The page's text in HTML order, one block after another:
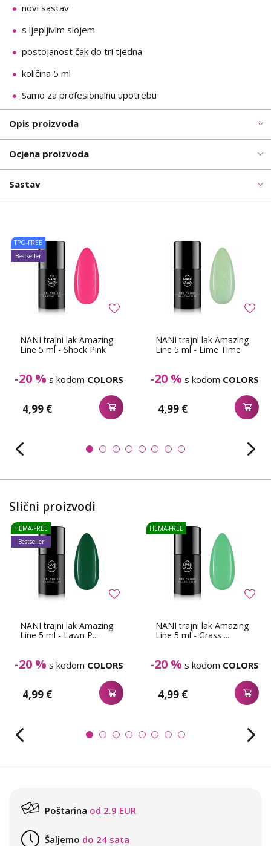
novi sastav
s ljepljivim slojem
postojanost čak do tri tjedna
količina 5 ml
Samo za profesionalnu upotrebu
Opis proizvoda
Ocjena proizvoda
Sastav
NANI trajni lak Amazing
Line 5 ml - Shock Pink
-20 % s kodom COLORS
4,99 €
TPO-FREE
Bestseller
NANI trajni lak Amazing
Line 5 ml - Lime Time
-20 % s kodom COLORS
4,99 €
Slični proizvodi
NANI trajni lak Amazing
Line 5 ml - Lawn P...
-20 % s kodom COLORS
4,99 €
HEMA-FREE
Bestseller
NANI trajni lak Amazing
Line 5 ml - Grass ...
-20 % s kodom COLORS
4,99 €
HEMA-FREE
Poštarina od 2.9 EUR
Šaljemo do 24 sata